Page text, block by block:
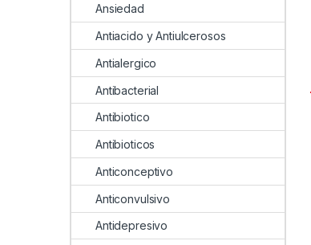
Ansiedad
Antiacido y Antiulcerosos
Antialergico
Antibacterial
Antibiotico
Antibioticos
Anticonceptivo
Anticonvulsivo
Antidepresivo